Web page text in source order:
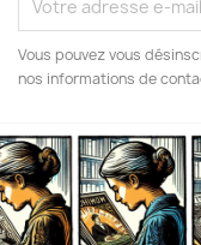
Vous pouvez vous
nos informations de